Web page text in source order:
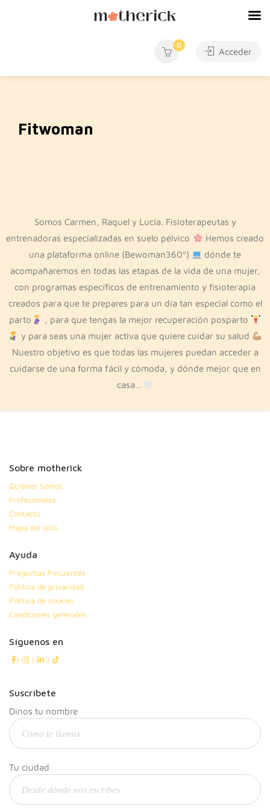
0
Acceder
Fitwoman
Somos Carmen, Raquel y Lucía. Fisioterapeutas y
entrenadoras especializadas en suelo pélvico
Hemos creado
una plataforma online (Bewoman360º)
dónde te
acompañaremos en todas las etapas de la vida de una mujer,
con programas específicos de entrenamiento y fisioterapia
creados para que te prepares para un día tan especial como el
parto
, para que tengas la mejor recuperación posparto
y para seas una mujer activa que quiere cuidar su salud
Nuestro objetivo es que todas las mujeres puedan acceder a
cuidarse de una forma fácil y cómoda, y dónde mejor que en
casa…
Sobre motherick
Quiénes Somos
Profesionales
Contacto
Mapa del sitio
Ayuda
Preguntas frecuentes
Política de privacidad
Política de cookies
Condiciones generales
Síguenos en
| | |
Suscríbete
Dinos tu nombre
Tu ciudad